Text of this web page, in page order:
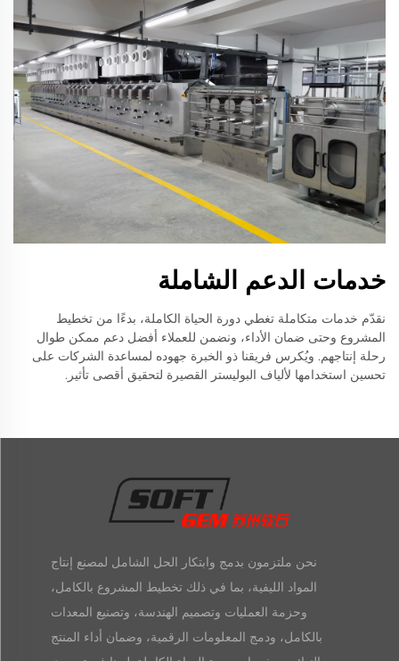
خدمات الدعم الشاملة
نقدّم خدمات متكاملة تغطي دورة الحياة الكاملة، بدءًا من تخطيط
المشروع وحتى ضمان الأداء، ونضمن للعملاء أفضل دعم ممكن طوال
رحلة إنتاجهم. ويُكرس فريقنا ذو الخبرة جهوده لمساعدة الشركات على
تحسين استخدامها لألياف البوليستر القصيرة لتحقيق أقصى تأثير.
نحن ملتزمون بدمج وابتكار الحل الشامل لمصنع إنتاج
المواد الليفية، بما في ذلك تخطيط المشروع بالكامل،
وحزمة العمليات وتصميم الهندسة، وتصنيع المعدات
بالكامل، ودمج المعلومات الرقمية، وضمان أداء المنتج